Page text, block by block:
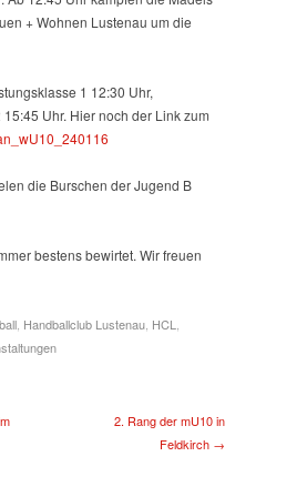
+ Wohnen Lustenau um die
1 12:30 Uhr,
Uhr. Hier noch der Link zum
die Burschen der Jugend B
bestens bewirtet. Wir freuen
Handballclub Lustenau HCL
2. Rang der mU10 in
Feldkirch →